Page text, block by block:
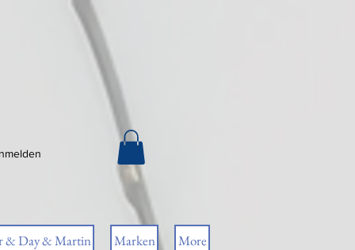
& Day & Martin Marken More